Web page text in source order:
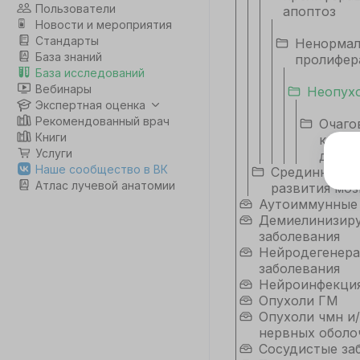
Пользователи
Новости и мероприятия
Стандарты
База знаний
База исследований
Вебинары
Экспертная оценка
Рекомендованный врач
Книги
Услуги
Наше сообщество в ВК
Атлас лучевой анатомии
апоптоз
Срединные
развития
заболевания
заболевания
Опухоли ГМ
Опухоли чмн
нервных
Сосудистые